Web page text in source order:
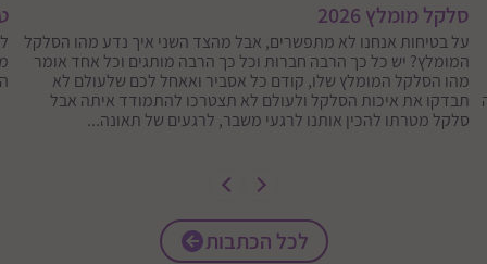
סלקל מומלץ 2026
על בטיחות אנחנו לא מתפשרים, אבל מהצד השני איך נדע מהו הסלקל
המומלץ? יש כל כך הרבה חברות וכל כך הרבה מותגים וכל אחד אומר
מהו הסלקל המומלץ שלו, קודם כל אסביר ואאחל לכם שלעולם לא
תבדקו את איכות הסלקל ולעולם לא תצטרכו להתמודד איתה אבל
סלקל מטרתו להכין אותנו לרגעי משבר, לרגעים של תאונה...
לכל הכתבות